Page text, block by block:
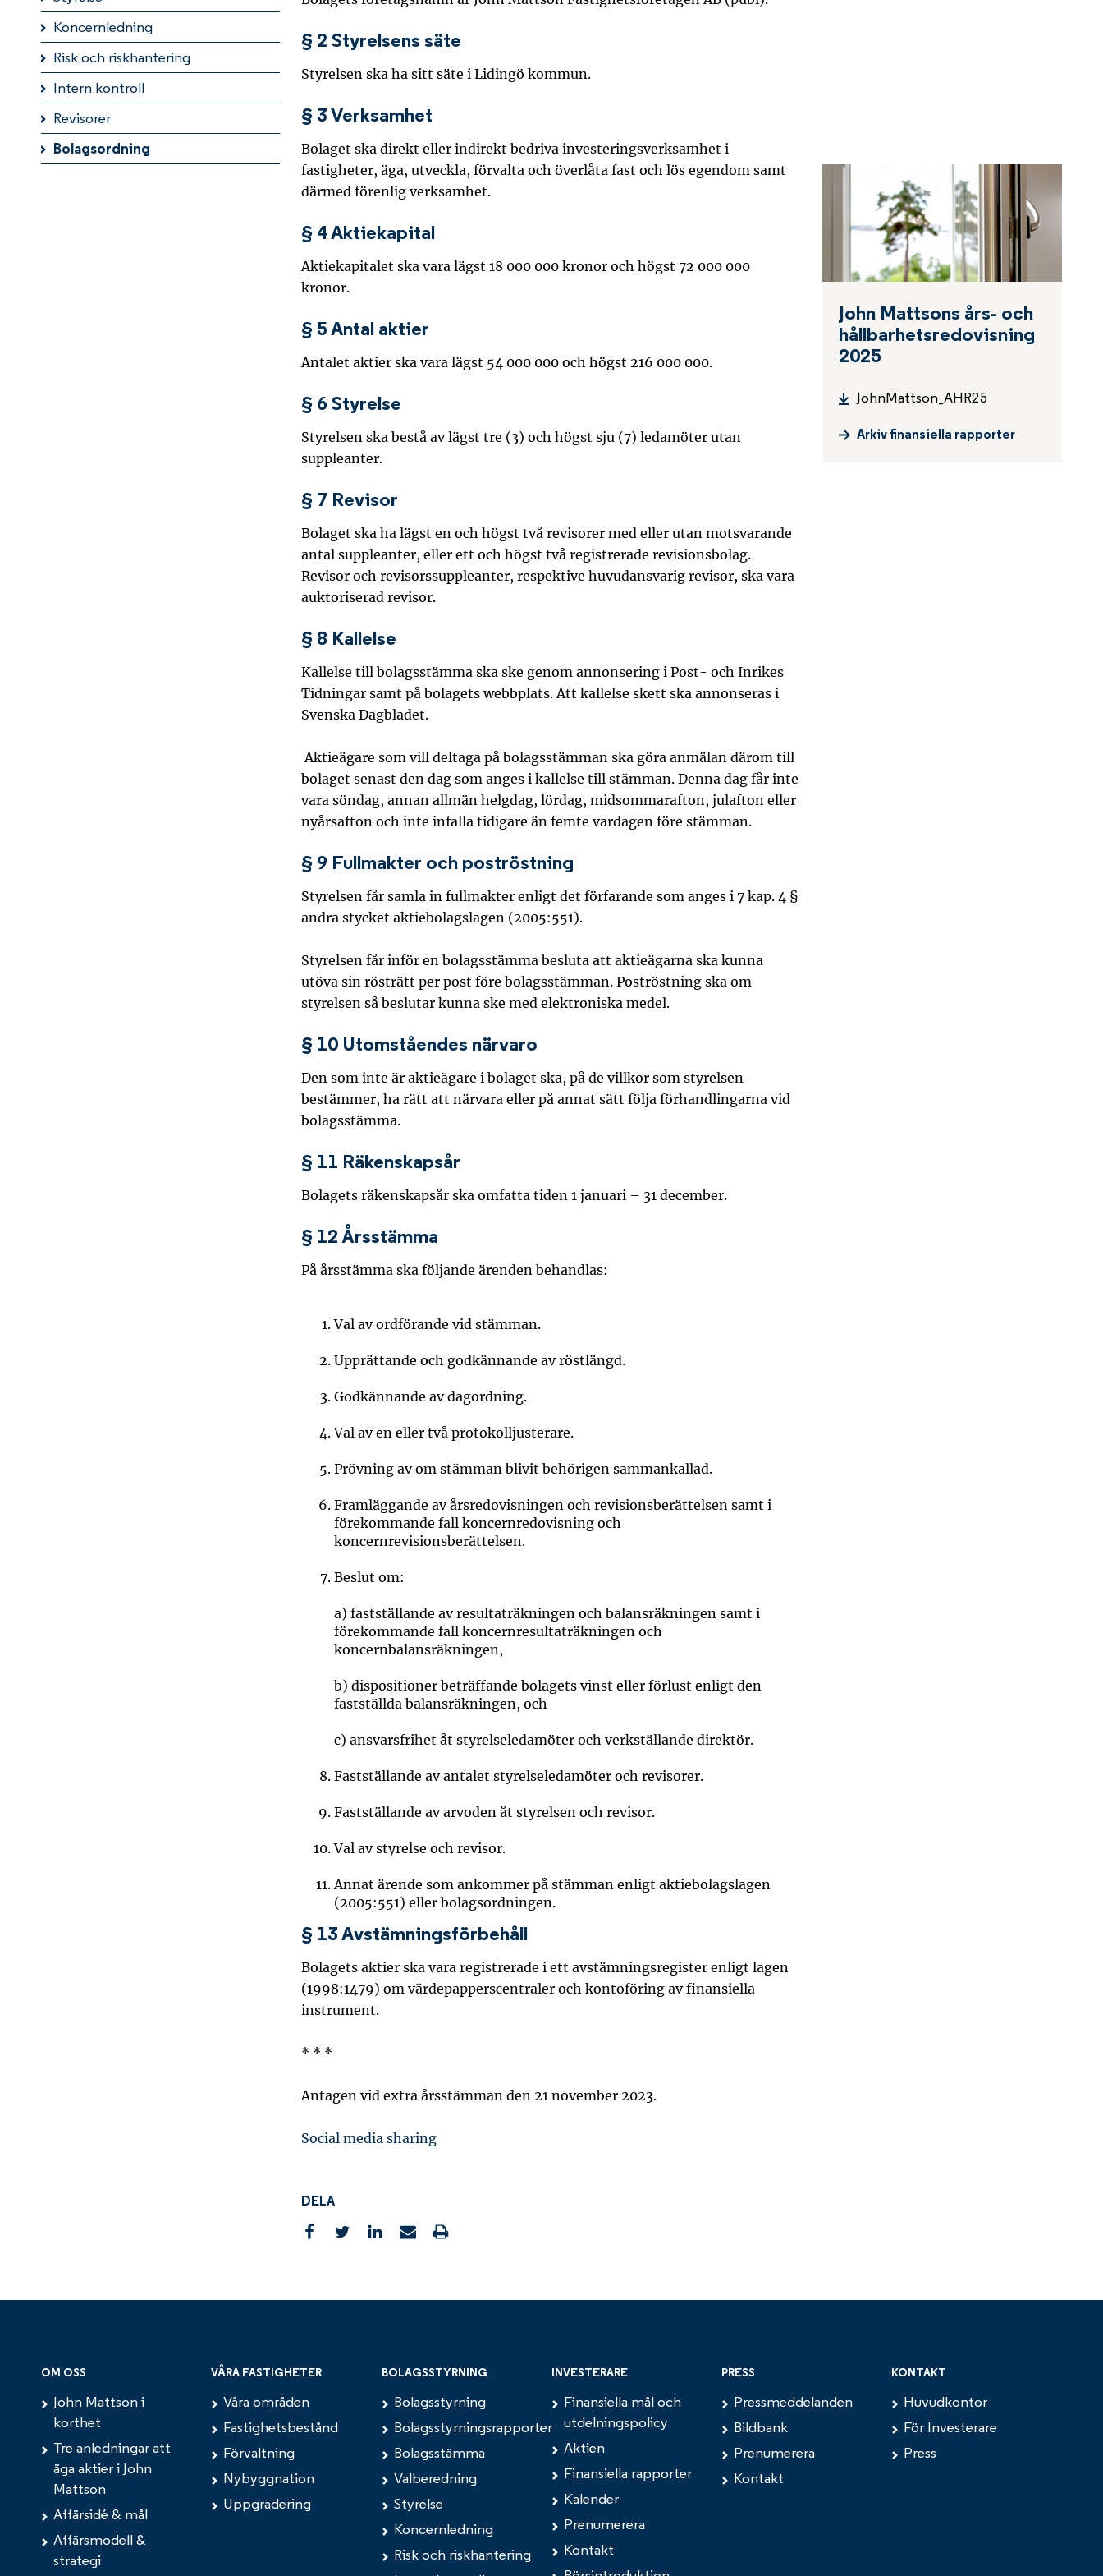
Koncernledning
Risk och riskhantering
Intern kontroll
Revisorer
Bolagsordning
§ 2 Styrelsens säte
Styrelsen ska ha sitt säte i Lidingö kommun.
§ 3 Verksamhet
Bolaget ska direkt eller indirekt bedriva investeringsverksamhet i
fastigheter, äga, utveckla, förvalta och överlåta fast och lös egendom samt
därmed förenlig verksamhet.
§ 4 Aktiekapital
Aktiekapitalet ska vara lägst 18 000 000 kronor och högst 72 000 000
kronor.
§ 5 Antal aktier
Antalet aktier ska vara lägst 54 000 000 och högst 216 000 000.
§ 6 Styrelse
Styrelsen ska bestå av lägst tre (3) och högst sju (7) ledamöter utan
suppleanter.
§ 7 Revisor
Bolaget ska ha lägst en och högst två revisorer med eller utan motsvarande
antal suppleanter, eller ett och högst två registrerade revisionsbolag.
Revisor och revisorssuppleanter, respektive huvudansvarig revisor, ska vara
auktoriserad revisor.
§ 8 Kallelse
Kallelse till bolagsstämma ska ske genom annonsering i Post- och Inrikes
Tidningar samt på bolagets webbplats. Att kallelse skett ska annonseras i
Svenska Dagbladet.
Aktieägare som vill deltaga på bolagsstämman ska göra anmälan därom till
bolaget senast den dag som anges i kallelse till stämman. Denna dag får inte
vara söndag, annan allmän helgdag, lördag, midsommarafton, julafton eller
nyårsafton och inte infalla tidigare än femte vardagen före stämman.
§ 9 Fullmakter och poströstning
Styrelsen får samla in fullmakter enligt det förfarande som anges i 7 kap. 4 §
andra stycket aktiebolagslagen (2005:551).
Styrelsen får inför en bolagsstämma besluta att aktieägarna ska kunna
utöva sin rösträtt per post före bolagsstämman. Poströstning ska om
styrelsen så beslutar kunna ske med elektroniska medel.
§ 10 Utomståendes närvaro
Den som inte är aktieägare i bolaget ska, på de villkor som styrelsen
bestämmer, ha rätt att närvara eller på annat sätt följa förhandlingarna vid
bolagsstämma.
§ 11 Räkenskapsår
Bolagets räkenskapsår ska omfatta tiden 1 januari – 31 december.
§ 12 Årsstämma
På årsstämma ska följande ärenden behandlas:
Val av ordförande vid stämman.
Upprättande och godkännande av röstlängd.
Godkännande av dagordning.
Val av en eller två protokolljusterare.
Prövning av om stämman blivit behörigen sammankallad.
Framläggande av årsredovisningen och revisionsberättelsen samt i
förekommande fall koncernredovisning och
koncernrevisionsberättelsen.
Beslut om:
a) fastställande av resultaträkningen och balansräkningen samt i
förekommande fall koncernresultaträkningen och
koncernbalansräkningen,
b) dispositioner beträffande bolagets vinst eller förlust enligt den
fastställda balansräkningen, och
c) ansvarsfrihet åt styrelseledamöter och verkställande direktör.
Fastställande av antalet styrelseledamöter och revisorer.
Fastställande av arvoden åt styrelsen och revisor.
Val av styrelse och revisor.
Annat ärende som ankommer på stämman enligt aktiebolagslagen
(2005:551) eller bolagsordningen.
§ 13 Avstämningsförbehåll
Bolagets aktier ska vara registrerade i ett avstämningsregister enligt lagen
(1998:1479) om värdepapperscentraler och kontoföring av finansiella
instrument.
* * *
Antagen vid extra årsstämman den 21 november 2023.
Social media sharing
DELA
John Mattsons års- och
hållbarhetsredovisning
2025
JohnMattson_AHR25
Arkiv finansiella rapporter
OM OSS
John Mattson i
korthet
Tre anledningar att
äga aktier i John
Mattson
Affärsidé & mål
Affärsmodell &
strategi
VÅRA FASTIGHETER
Våra områden
Fastighetsbestånd
Förvaltning
Nybyggnation
Uppgradering
BOLAGSSTYRNING
Bolagsstyrning
Bolagsstyrningsrapporter
Bolagsstämma
Valberedning
Styrelse
Koncernledning
Risk och riskhantering
INVESTERARE
Finansiella mål och
utdelningspolicy
Aktien
Finansiella rapporter
Kalender
Prenumerera
Kontakt
PRESS
Pressmeddelanden
Bildbank
Prenumerera
Kontakt
KONTAKT
Huvudkontor
För Investerare
Press